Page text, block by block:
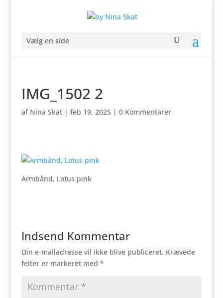
Vælg en side
IMG_1502 2
af Nina Skat| feb 19, 2025| 0 Kommentarer
Armbånd, Lotus pink
Indsend Kommentar
Din e-mailadresse vil ikke blive publiceret. Krævede
felter er markeret med *